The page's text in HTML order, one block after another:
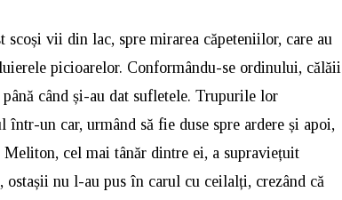
scoși vii din lac, spre mirarea căpeteniilor, care au
picioarelor. Conformându-se ordinului, călăii
când și-au dat sufletele. Trupurile lor
într-un car, urmând să fie duse spre ardere și apoi,
cel mai tânăr dintre ei, a supraviețuit
nu l-au pus în carul cu ceilalți, crezând că